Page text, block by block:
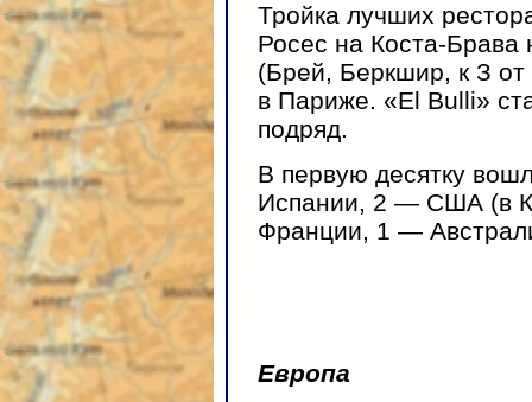
Тройка лучших
Росес на Коста-
(Брей, Беркшир, к З
в Париже. «El Bulli»
подряд.
В первую десятку
Испании, 2 — США (в
Франции, 1 —
Европа